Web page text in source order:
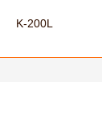
K-200L